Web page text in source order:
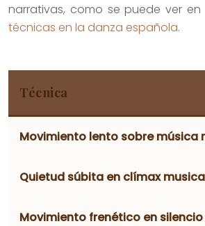
narrativas, como se puede ver
técnicas en la danza española.
Técnica
Movimiento lento sobre música
Quietud súbita en clímax
Movimiento frenético en silencio